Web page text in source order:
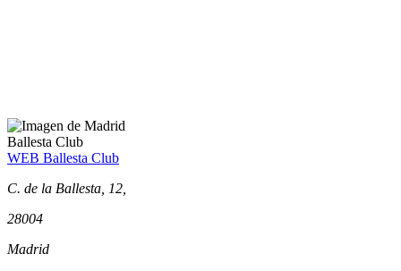
Ballesta Club
WEB Ballesta Club
C. de la Ballesta, 12,
28004
Madrid